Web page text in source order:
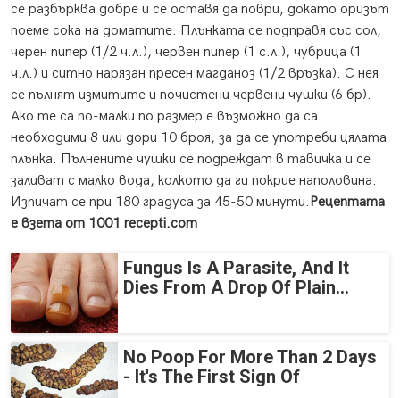
се разбърква добре и се оставя да поври, докато оризът
поеме сока на доматите. Плънката се подправя със сол,
черен пипер (1/2 ч.л.), червен пипер (1 с.л.), чубрица (1
ч.л.) и ситно нарязан пресен магданоз (1/2 връзка). С нея
се пълнят измитите и почистени червени чушки (6 бр).
Ако те са по-малки по размер е възможно да са
необходими 8 или дори 10 броя, за да се употреби цялата
плънка. Пълнените чушки се подреждат в тавичка и се
заливат с малко вода, колкото да ги покрие наполовина.
Изпичат се при 180 градуса за 45-50 минути.Рецептата
е взета от 1001 recepti.com
Fungus Is A Parasite, And It
Dies From A Drop Of Plain...
No Poop For More Than 2 Days
- It's The First Sign Of